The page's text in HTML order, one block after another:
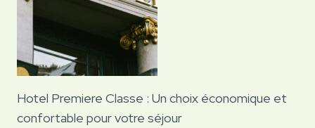
Hotel Premiere Classe : Un choix économique et
confortable pour votre séjour